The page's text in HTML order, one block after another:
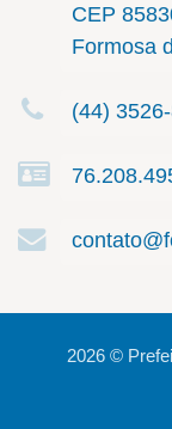
CEP
Formosa
(44)
2026 ©